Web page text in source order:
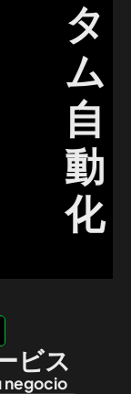
タ
ム
自
動
化
ビス
negocio